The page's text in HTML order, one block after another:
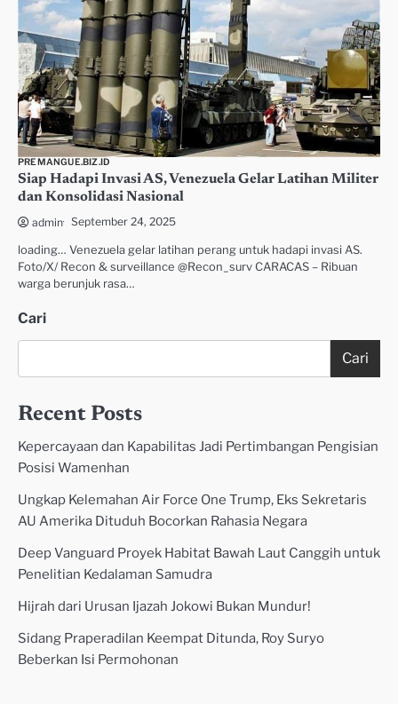
PREMANGUE.BIZ.ID
Siap Hadapi Invasi AS, Venezuela Gelar Latihan Militer
dan Konsolidasi Nasional
admin September 24, 2025
loading… Venezuela gelar latihan perang untuk hadapi invasi AS.
Foto/X/ Recon & surveillance @Recon_surv CARACAS – Ribuan
warga berunjuk rasa…
Cari
Cari
Recent Posts
Kepercayaan dan Kapabilitas Jadi Pertimbangan Pengisian
Posisi Wamenhan
Ungkap Kelemahan Air Force One Trump, Eks Sekretaris
AU Amerika Dituduh Bocorkan Rahasia Negara
Deep Vanguard Proyek Habitat Bawah Laut Canggih untuk
Penelitian Kedalaman Samudra
Hijrah dari Urusan Ijazah Jokowi Bukan Mundur!
Sidang Praperadilan Keempat Ditunda, Roy Suryo
Beberkan Isi Permohonan